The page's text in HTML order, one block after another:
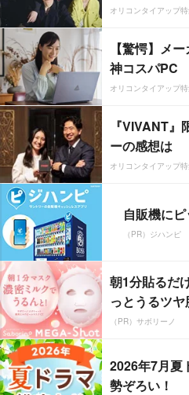
オリコンタイアップ
【驚愕】メ
神コスパPC
オリコンタイアップ
『VIVANT
ーの感想は
オリコンタイアップ
自販機に
（PR）ジハンピ
朝1分貼るだ
っとうるツヤ
（PR）サボリーノ
2026年7月夏
勢ぞろい！